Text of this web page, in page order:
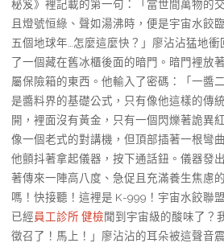
秘笈》裡記載的第一句：「當世間萬物的
且燈號恒綠、聲如湯沸時，便是宇宙水餃
五個地球年…怎麼這麼快？」廖沾沾猛地
了一個藏在舊冰櫃後面的暗門。暗門裡放
屬保險箱的東西。他輸入了密碼：「一醬
是醬料界的基礎公式，只有像他這樣的傳
開，裡面沒有黃金，只有一個閃爍著詭異
像一個老式的對講機，但頂部插著一根彎
他顫抖著拿起儀器，按下通話鈕。儀器發
著傳來一陣高八度、急促且充滿養生焦慮
嗎！快接聽！這裡是 K-999！宇宙水餃聯
已經員工診所 健檢聞到宇宙級的酸味了？
徵召了！馬上！」廖沾沾的耳朵被這聲音